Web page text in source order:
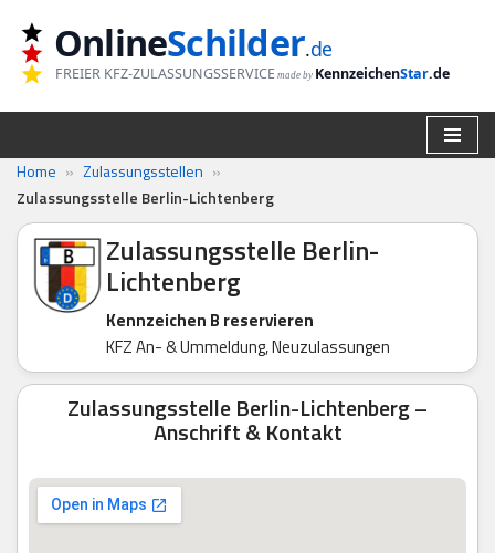
Zum
Inhalt
springen
OnlineSchilder.de
FREIER KFZ-ZULASSUNGSSERVICE made by KennzeichenStar.de
Home » Zulassungsstellen »
Zulassungsstelle Berlin-Lichtenberg
Zulassungsstelle Berlin-
Lichtenberg
Kennzeichen B reservieren
KFZ An- & Ummeldung, Neuzulassungen
Zulassungsstelle Berlin-Lichtenberg –
Anschrift & Kontakt